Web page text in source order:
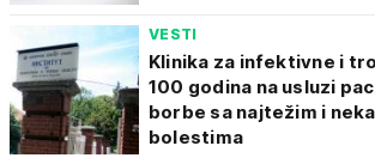
VESTI
Klinika za infektivne i
100 godina na usluzi
borbe sa najtežim i
bolestima